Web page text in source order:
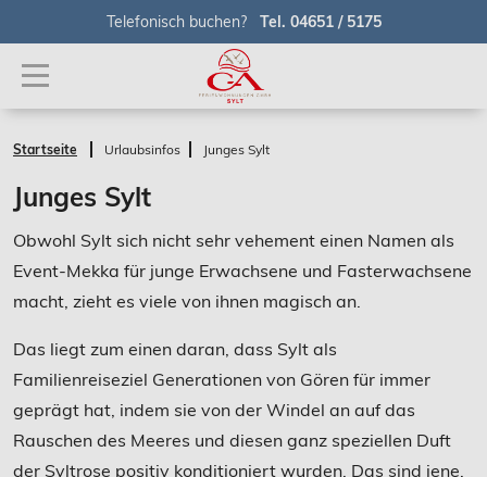
Telefonisch buchen? Tel. 04651 / 5175
Startseite Urlaubsinfos Junges Sylt
Junges Sylt
Obwohl Sylt sich nicht sehr vehement einen Namen als
Event-Mekka für junge Erwachsene und Fasterwachsene
macht, zieht es viele von ihnen magisch an.
Das liegt zum einen daran, dass Sylt als
Familienreiseziel Generationen von Gören für immer
geprägt hat, indem sie von der Windel an auf das
Rauschen des Meeres und diesen ganz speziellen Duft
der Syltrose positiv konditioniert wurden. Das sind jene,